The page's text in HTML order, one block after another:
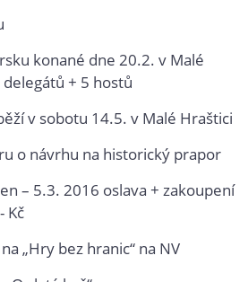
konané dne 20.2. v Malé
+ 5 hostů
v sobotu 14.5. v Malé Hraštici
o návrhu na historický prapor
– 5.3. 2016 oslava + zakoupení
Kč
„Hry bez hranic“ na NV